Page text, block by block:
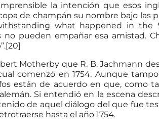
la intención que esos
de champán su nombre bajo las
what happened in the
pueden empañar esa amistad.
Motherby que R. B. Jachmann
comenzó en 1754. Aunque
están de acuerdo en que, como
Si entendió en la escena
de aquel diálogo del que fue
hasta el año 1754.